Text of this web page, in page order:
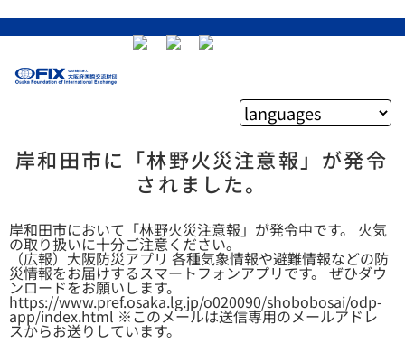
岸和田市に「林野火災注意報」が発令
されました。
岸和田市において「林野火災注意報」が発令中です。 火気
の取り扱いに十分ご注意ください。
（広報）大阪防災アプリ 各種気象情報や避難情報などの防
災情報をお届けするスマートフォンアプリです。 ぜひダウ
ンロードをお願いします。
https://www.pref.osaka.lg.jp/o020090/shobobosai/odp-
app/index.html ※このメールは送信専用のメールアドレ
スからお送りしています。